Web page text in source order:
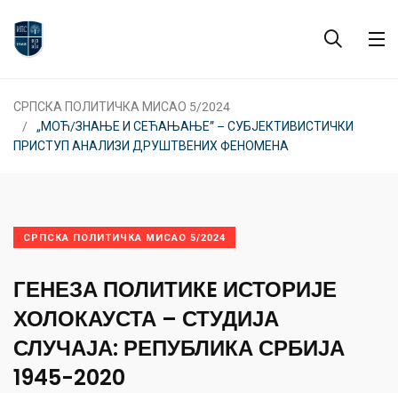
СРПСКА ПОЛИТИЧКА МИСАО 5/2024
„МОЋ/ЗНАЊЕ И СЕЋАЊАЊЕ” – СУБЈЕКТИВИСТИЧКИ
ПРИСТУП АНАЛИЗИ ДРУШТВЕНИХ ФЕНОМЕНА
СРПСКА ПОЛИТИЧКА МИСАО 5/2024
ГЕНЕЗА ПОЛИТИКE ИСТОРИЈЕ
ХОЛОКАУСТА – СТУДИЈА
СЛУЧАЈА: РЕПУБЛИКА СРБИЈА
1945-2020